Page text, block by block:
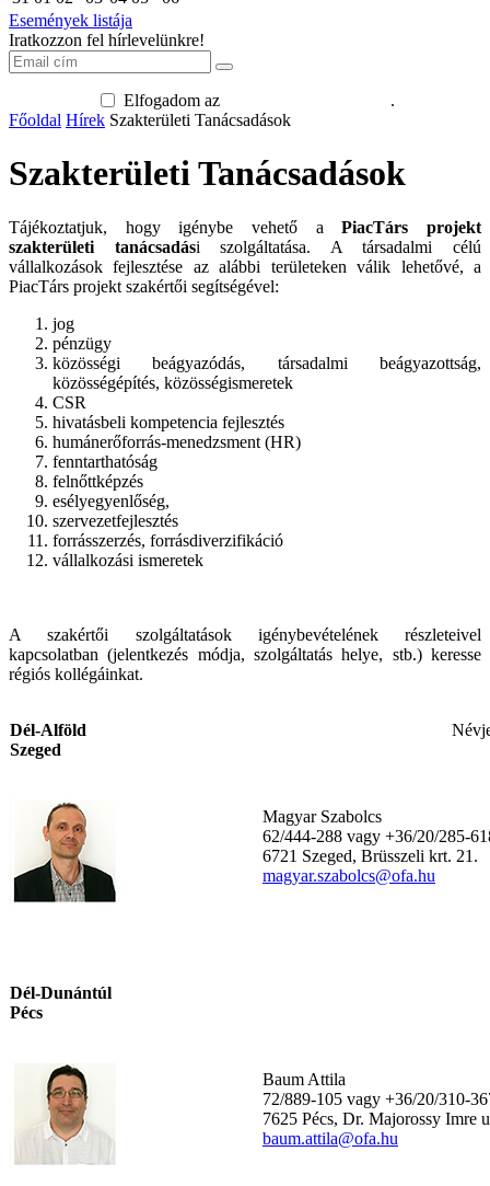
Események listája
Iratkozzon fel hírlevelünkre!
Elfogadom az
.
Főoldal Hírek Szakterületi Tanácsadások
Szakterületi Tanácsadások
Tájékoztatjuk, hogy igénybe vehető aPiacTárs projekt
szakterületi tanácsadási szolgáltatása. A társadalmi célú
vállalkozások fejlesztése az alábbi területeken válik lehetővé, a
PiacTárs projekt szakértői segítségével:
jog
pénzügy
közösségi beágyazódás, társadalmi beágyazottság,
közösségépítés, közösségismeretek
CSR
hivatásbeli kompetencia fejlesztés
humánerőforrás-menedzsment (HR)
fenntarthatóság
felnőttképzés
esélyegyenlőség,
szervezetfejlesztés
forrásszerzés, forrásdiverzifikáció
vállalkozási ismeretek
A szakértői szolgáltatások igénybevételének részleteivel
kapcsolatban (jelentkezés módja, szolgáltatás helye, stb.) keresse
régiós kollégáinkat.
Dél-Alföld
Szeged
Magyar Szabolcs
62/444-288 vagy +36/20/285-
6721 Szeged, Brüsszeli krt. 21.
magyar.szabolcs@ofa.hu
Dél-Dunántúl
Pécs
Baum Attila
72/889-105 vagy +36/20/310-
7625 Pécs, Dr. Majorossy Imre
baum.attila@ofa.hu